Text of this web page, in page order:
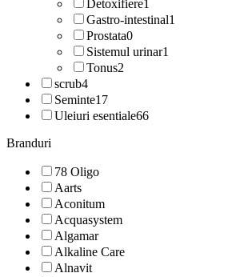
Detoxifiere1
Gastro-intestinal1
Prostata0
Sistemul urinar1
Tonus2
scrub4
Seminte17
Uleiuri esentiale66
Branduri
78 Oligo
Aarts
Aconitum
Acquasystem
Algamar
Alkaline Care
Alnavit